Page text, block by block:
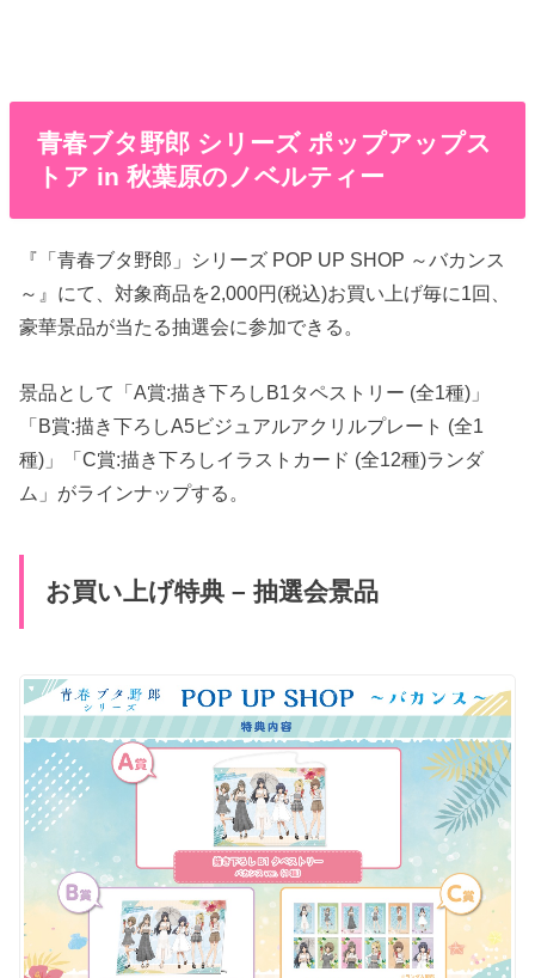
青春ブタ野郎 シリーズ ポップアップス
トア in 秋葉原のノベルティー
『「青春ブタ野郎」シリーズ POP UP SHOP ～バカンス
～』にて、対象商品を2,000円(税込)お買い上げ毎に1回、
豪華景品が当たる抽選会に参加できる。
景品として「A賞:描き下ろしB1タペストリー (全1種)」
「B賞:描き下ろしA5ビジュアルアクリルプレート (全1
種)」「C賞:描き下ろしイラストカード (全12種)ランダ
ム」がラインナップする。
お買い上げ特典 – 抽選会景品